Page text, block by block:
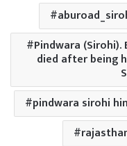
Pindwara
died after being
pindwara sirohi